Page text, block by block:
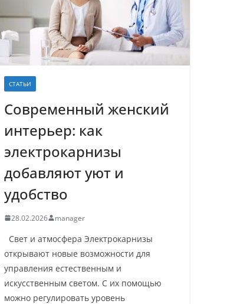
СТАТЬИ
Современный женский
интерьер: как
электрокарнизы
добавляют уют и
удобство
28.02.2026 manager
Свет и атмосфера Электрокарнизы
открывают новые возможности для
управления естественным и
искусственным светом. С их помощью
можно регулировать уровень